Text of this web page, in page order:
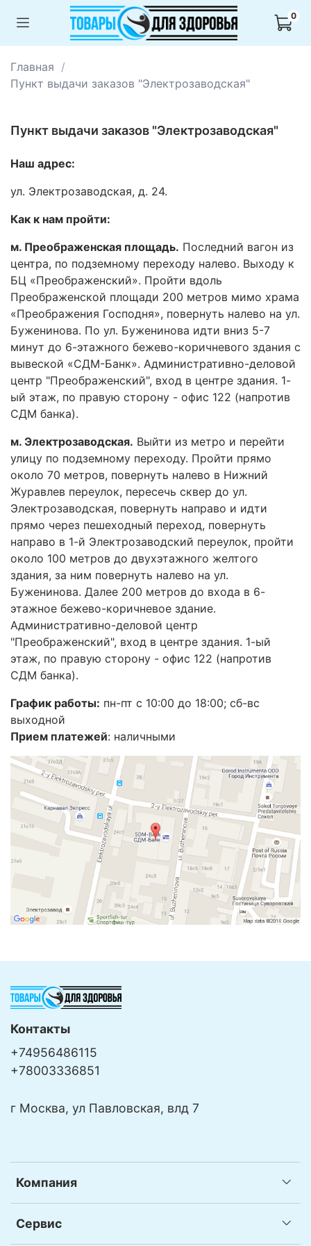
0
Главная
Пункт выдачи заказов "Электрозаводская"
Пункт выдачи заказов "Электрозаводская"
Наш адрес:
ул. Электрозаводская, д. 24.
Как к нам пройти:
м. Преображенская площадь. Последний вагон из
центра, по подземному переходу налево. Выходу к
БЦ «Преображенский». Пройти вдоль
Преображенской площади 200 метров мимо храма
«Преображения Господня», повернуть налево на ул.
Буженинова. По ул. Буженинова идти вниз 5-7
минут до 6-этажного бежево-коричневого здания с
вывеской «СДМ-Банк». Административно-деловой
центр "Преображенский", вход в центре здания. 1-
ый этаж, по правую сторону - офис 122 (напротив
СДМ банка).
м. Электрозаводская. Выйти из метро и перейти
улицу по подземному переходу. Пройти прямо
около 70 метров, повернуть налево в Нижний
Журавлев переулок, пересечь сквер до ул.
Электрозаводская, повернуть направо и идти
прямо через пешеходный переход, повернуть
направо в 1-й Электрозаводский переулок, пройти
около 100 метров до двухэтажного желтого
здания, за ним повернуть налево на ул.
Буженинова. Далее 200 метров до входа в 6-
этажное бежево-коричневое здание.
Административно-деловой центр
"Преображенский", вход в центре здания. 1-ый
этаж, по правую сторону - офис 122 (напротив
СДМ банка).
График работы: пн-пт с 10:00 до 18:00; сб-вс
выходной
Прием платежей: наличными
Компания
Сервис
Контакты
+74956486115
+78003336851
г Москва, ул Павловская, влд 7